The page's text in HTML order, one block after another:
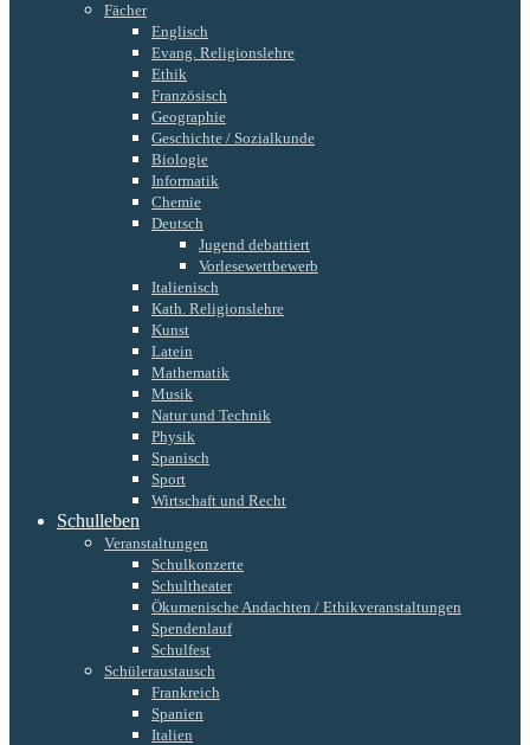
Fächer
Englisch
Evang. Religionslehre
Ethik
Französisch
Geographie
Geschichte / Sozialkunde
Biologie
Informatik
Chemie
Deutsch
Jugend debattiert
Vorlesewettbewerb
Italienisch
Kath. Religionslehre
Kunst
Latein
Mathematik
Musik
Natur und Technik
Physik
Spanisch
Sport
Wirtschaft und Recht
Schulleben
Veranstaltungen
Schulkonzerte
Schultheater
Ökumenische Andachten / Ethikveranstaltungen
Spendenlauf
Schulfest
Schüleraustausch
Frankreich
Spanien
Italien